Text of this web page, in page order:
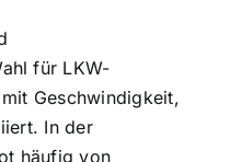
für LKW-
Geschwindigkeit,
In der
häufig von